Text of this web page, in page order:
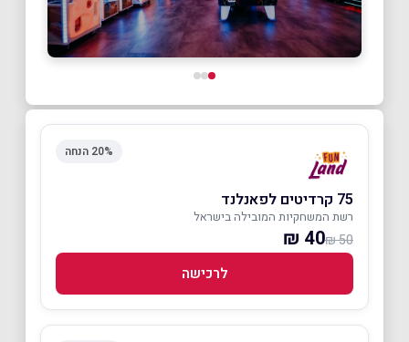
20% הנחה
75 קרדיטים לפאנלנד
רשת המשחקיות המובילה בישראל
50 ₪
40 ₪
לרכישה